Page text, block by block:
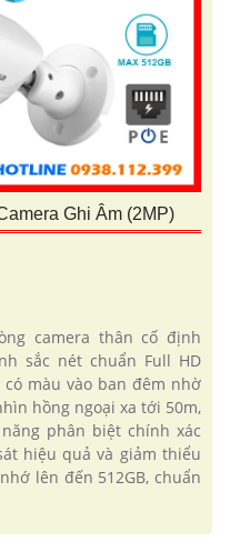
Ghi Âm (2MP)
camera thân cố định
sắc nét chuẩn Full HD
màu vào ban đêm nhờ
hồng ngoại xa tới 50m,
phân biệt chính xác
hiệu quả và giảm thiểu
lên đến 512GB, chuẩn